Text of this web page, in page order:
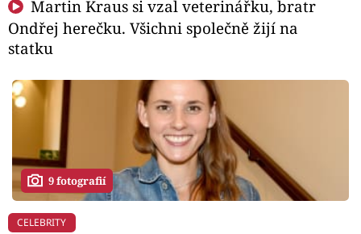
Martin Kraus si vzal veterinářku, bratr
Ondřej herečku. Všichni společně žijí na
statku
9 fotografií
CELEBRITY